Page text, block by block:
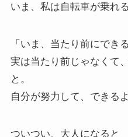
いま、私は自転車が乗れ
「いま、当たり前にでき
実は当たり前じゃなくて
と。
自分が努力して、できる
ついつい、大人になると